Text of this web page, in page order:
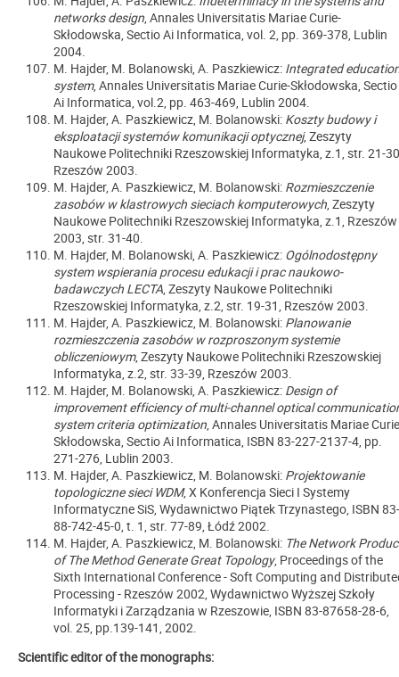
networks design, Annales Universitatis Mariae Curie-
Skłodowska, Sectio Ai Informatica, vol. 2, pp. 369-378, Lublin
2004.
M. Hajder, M. Bolanowski, A. Paszkiewicz: Integrated
system, Annales Universitatis Mariae Curie-Skłodowska, Sectio
Ai Informatica, vol.2, pp. 463-469, Lublin 2004.
M. Hajder, A. Paszkiewicz, M. Bolanowski: Koszty budowy i
eksploatacji systemów komunikacji optycznej, Zeszyty
Naukowe Politechniki Rzeszowskiej Informatyka, z.1, str. 21-
Rzeszów 2003.
M. Hajder, A. Paszkiewicz, M. Bolanowski: Rozmieszczenie
zasobów w klastrowych sieciach komputerowych, Zeszyty
Naukowe Politechniki Rzeszowskiej Informatyka, z.1, Rzeszów
2003, str. 31-40.
M. Hajder, M. Bolanowski, A. Paszkiewicz: Ogólnodostępny
system wspierania procesu edukacji i prac naukowo-
badawczych LECTA, Zeszyty Naukowe Politechniki
Rzeszowskiej Informatyka, z.2, str. 19-31, Rzeszów 2003.
M. Hajder, A. Paszkiewicz, M. Bolanowski: Planowanie
rozmieszczenia zasobów w rozproszonym systemie
obliczeniowym, Zeszyty Naukowe Politechniki Rzeszowskiej
Informatyka, z.2, str. 33-39, Rzeszów 2003.
M. Hajder, M. Bolanowski, A. Paszkiewicz: Design of
improvement efficiency of multi-channel optical
system criteria optimization, Annales Universitatis Mariae
Skłodowska, Sectio Ai Informatica, ISBN 83-227-2137-4, pp.
271-276, Lublin 2003.
M. Hajder, A. Paszkiewicz, M. Bolanowski: Projektowanie
topologiczne sieci WDM, X Konferencja Sieci I Systemy
Informatyczne SiS, Wydawnictwo Piątek Trzynastego, ISBN 83-
88-742-45-0, t. 1, str. 77-89, Łódź 2002.
M. Hajder, A. Paszkiewicz, M. Bolanowski: The Network
of The Method Generate Great Topology, Proceedings of the
Sixth International Conference - Soft Computing and
Processing - Rzeszów 2002, Wydawnictwo Wyższej Szkoły
Informatyki i Zarządzania w Rzeszowie, ISBN 83-87658-28-6,
vol. 25, pp.139-141, 2002.
Scientific editor of the monographs: